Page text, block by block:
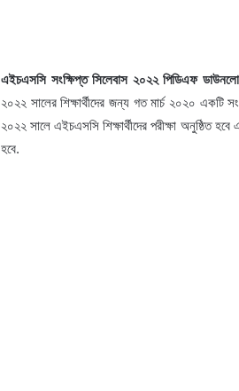
এইচএসসি সংক্ষিপ্ত সিলেবাস ২০২২ পিডিএফ
২০২২ সালের শিক্ষার্থীদের জন্য গত মার্চ ২০২০ একটি
২০২২ সালে এইচএসসি শিক্ষার্থীদের পরীক্ষা অনুষ্ঠিত
হবে.